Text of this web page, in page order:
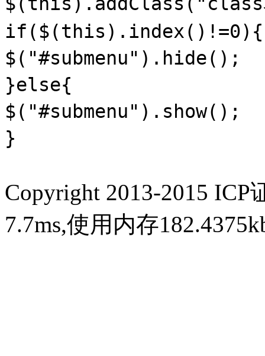
if ($(this ).index()!=0){
$( "#submenu" ).hide();
}else{
$( "#submenu" ).show();
}
Copyright 2013-2015 ICP
7.7ms,使用内存